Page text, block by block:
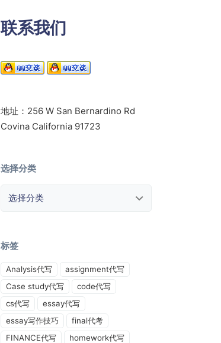
联系我们
地址：256 W San Bernardino Rd
Covina California 91723
选择分类
标签
Analysis代写
assignment代写
Case study代写
code代写
cs代写
essay代写
essay写作技巧
final代考
FINANCE代写
homework代写